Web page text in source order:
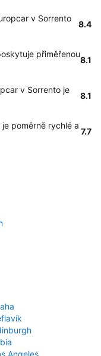
v Sorrento
8.4
přiměřenou
8.1
v Sorrento je
8.1
poměrně rychlé a
7.7
Angeles